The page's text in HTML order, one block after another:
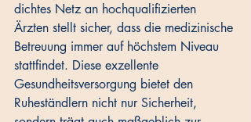
dichtes Netz an hochqualifizierten
Ärzten stellt sicher, dass die medizinische
Betreuung immer auf höchstem Niveau
stattfindet. Diese exzellente
Gesundheitsversorgung bietet den
Ruheständlern nicht nur Sicherheit,